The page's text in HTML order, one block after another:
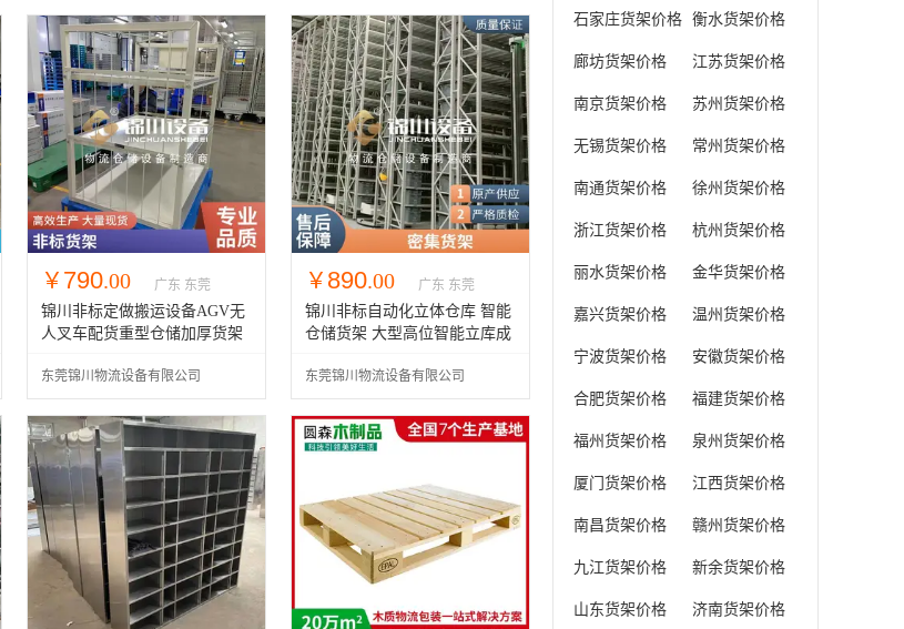
￥ 790.00 广东 东莞
锦川非标定做搬运设备AGV无
人叉车配货重型仓储加厚货架
东莞锦川物流设备有限公司
￥ 890.00 广东 东莞
锦川非标自动化立体仓库 智能
仓储货架 大型高位智能立库成
东莞锦川物流设备有限公司
石家庄货架价格 衡水货架价格
廊坊货架价格 江苏货架价格
南京货架价格 苏州货架价格
无锡货架价格 常州货架价格
南通货架价格 徐州货架价格
浙江货架价格 杭州货架价格
丽水货架价格 金华货架价格
嘉兴货架价格 温州货架价格
宁波货架价格 安徽货架价格
合肥货架价格 福建货架价格
福州货架价格 泉州货架价格
厦门货架价格 江西货架价格
南昌货架价格 赣州货架价格
九江货架价格 新余货架价格
山东货架价格 济南货架价格